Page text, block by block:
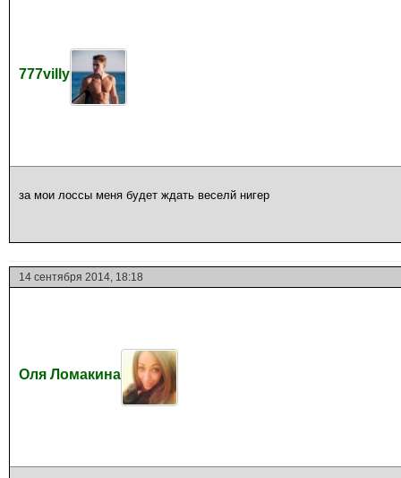
777villy
за мои лоссы меня будет ждать веселй нигер
14 сентября 2014, 18:18
Оля Ломакина